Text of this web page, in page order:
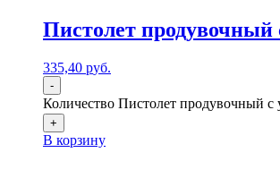
Пистолет
335,40 руб.
-
Количество Пистолет продувочный
+
В корзину